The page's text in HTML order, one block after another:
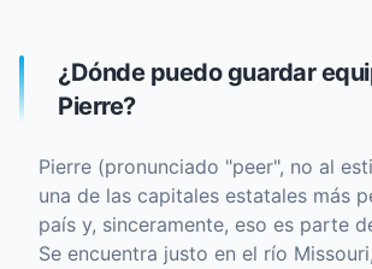
¿Dónde puedo guardar
Pierre?
Pierre (pronunciado "peer", no al
una de las capitales estatales más
país y, sinceramente, eso es parte
Se encuentra justo en el río